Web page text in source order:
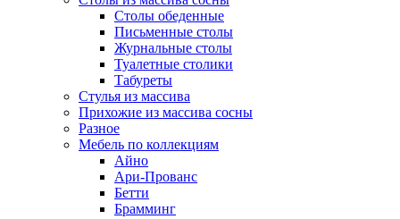
Столы обеденные
Письменные столы
Журнальные столы
Туалетные столики
Табуреты
Стулья из массива
Прихожие из массива сосны
Разное
Мебель по коллекциям
Айно
Ари-Прованс
Бетти
Брамминг